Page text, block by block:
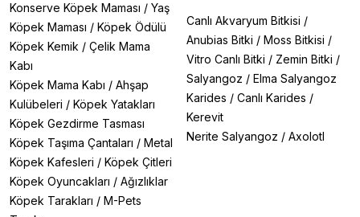
Konserve Köpek Maması / Yaş
Köpek Maması / Köpek Ödülü
Köpek Kemik / Çelik Mama
Kabı
Köpek Mama Kabı / Ahşap
Kulübeleri / Köpek Yatakları
Köpek Gezdirme Tasması
Köpek Taşıma Çantaları / Metal
Köpek Kafesleri / Köpek Çitleri
Köpek Oyuncakları / Ağızlıklar
Köpek Tarakları / M-Pets
Canlı Akvaryum Bitkisi /
Anubias Bitki / Moss Bitkisi /
Vitro Canlı Bitki / Zemin Bitki /
Salyangoz / Elma Salyangoz
Karides / Canlı Karides /
Kerevit
Nerite Salyangoz / Axolotl